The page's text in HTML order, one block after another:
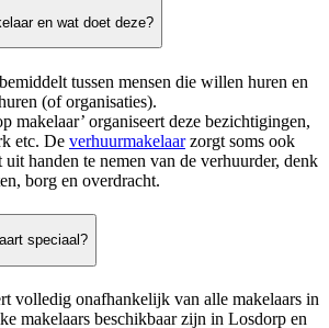
en wat doet deze?
tussen mensen die willen huren en
(of organisaties).
makelaar’ organiseert deze bezichtigingen,
etc. De verhuurmakelaarzorgt soms ook
handen te nemen van de verhuurder, denk
borg en overdracht.
speciaal?
volledig onafhankelijk van alle makelaars in
makelaars beschikbaar zijn in Losdorp en